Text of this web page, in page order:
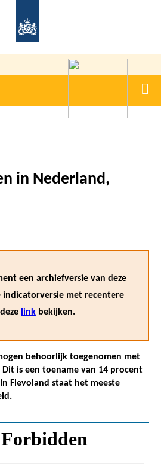
in Nederland,
een archiefversie van deze
indicatorversie met recentere
link bekijken.
behoorlijk toegenomen met
is een toename van 14 procent
Flevoland staat het meeste